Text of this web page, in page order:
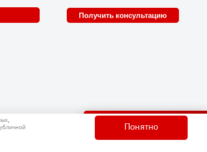
Получить консультацию
,
Понятно
Отправить нам сообщение